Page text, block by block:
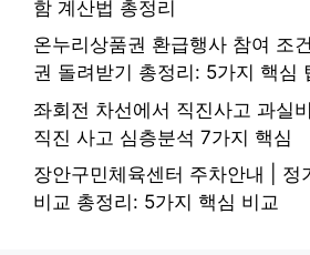
함 계산법 총정리
온누리상품권 환급행사 참여 조
권 돌려받기 총정리: 5가지 핵심
좌회전 차선에서 직진사고 과실
직진 사고 심층분석 7가지 핵심
장안구민체육센터 주차안내 | 정
비교 총정리: 5가지 핵심 비교